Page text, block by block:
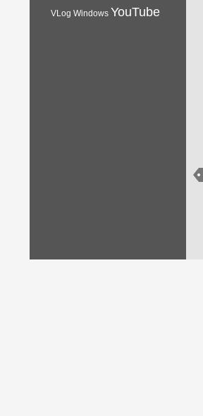
VLog Windows YouTube